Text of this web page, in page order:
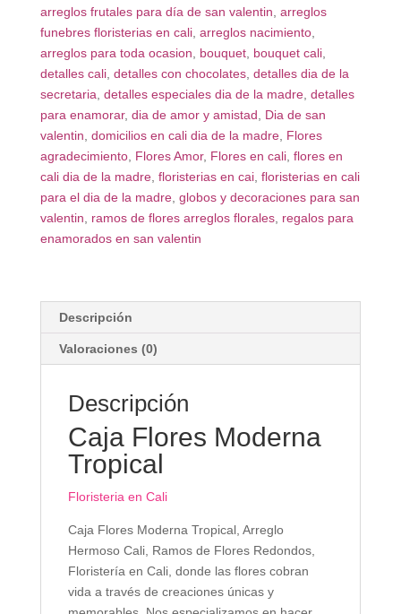
arreglos frutales para día de san valentin, arreglos
funebres floristerias en cali, arreglos nacimiento,
arreglos para toda ocasion, bouquet, bouquet cali,
detalles cali, detalles con chocolates, detalles dia de la
secretaria, detalles especiales dia de la madre, detalles
para enamorar, dia de amor y amistad, Dia de san
valentin, domicilios en cali dia de la madre, Flores
agradecimiento, Flores Amor, Flores en cali, flores en
cali dia de la madre, floristerias en cai, floristerias en cali
para el dia de la madre, globos y decoraciones para san
valentin, ramos de flores arreglos florales, regalos para
enamorados en san valentin
Descripción
Valoraciones (0)
Descripción
Caja Flores Moderna
Tropical
Floristeria en Cali
Caja Flores Moderna Tropical, Arreglo
Hermoso Cali, Ramos de Flores Redondos,
Floristería en Cali, donde las flores cobran
vida a través de creaciones únicas y